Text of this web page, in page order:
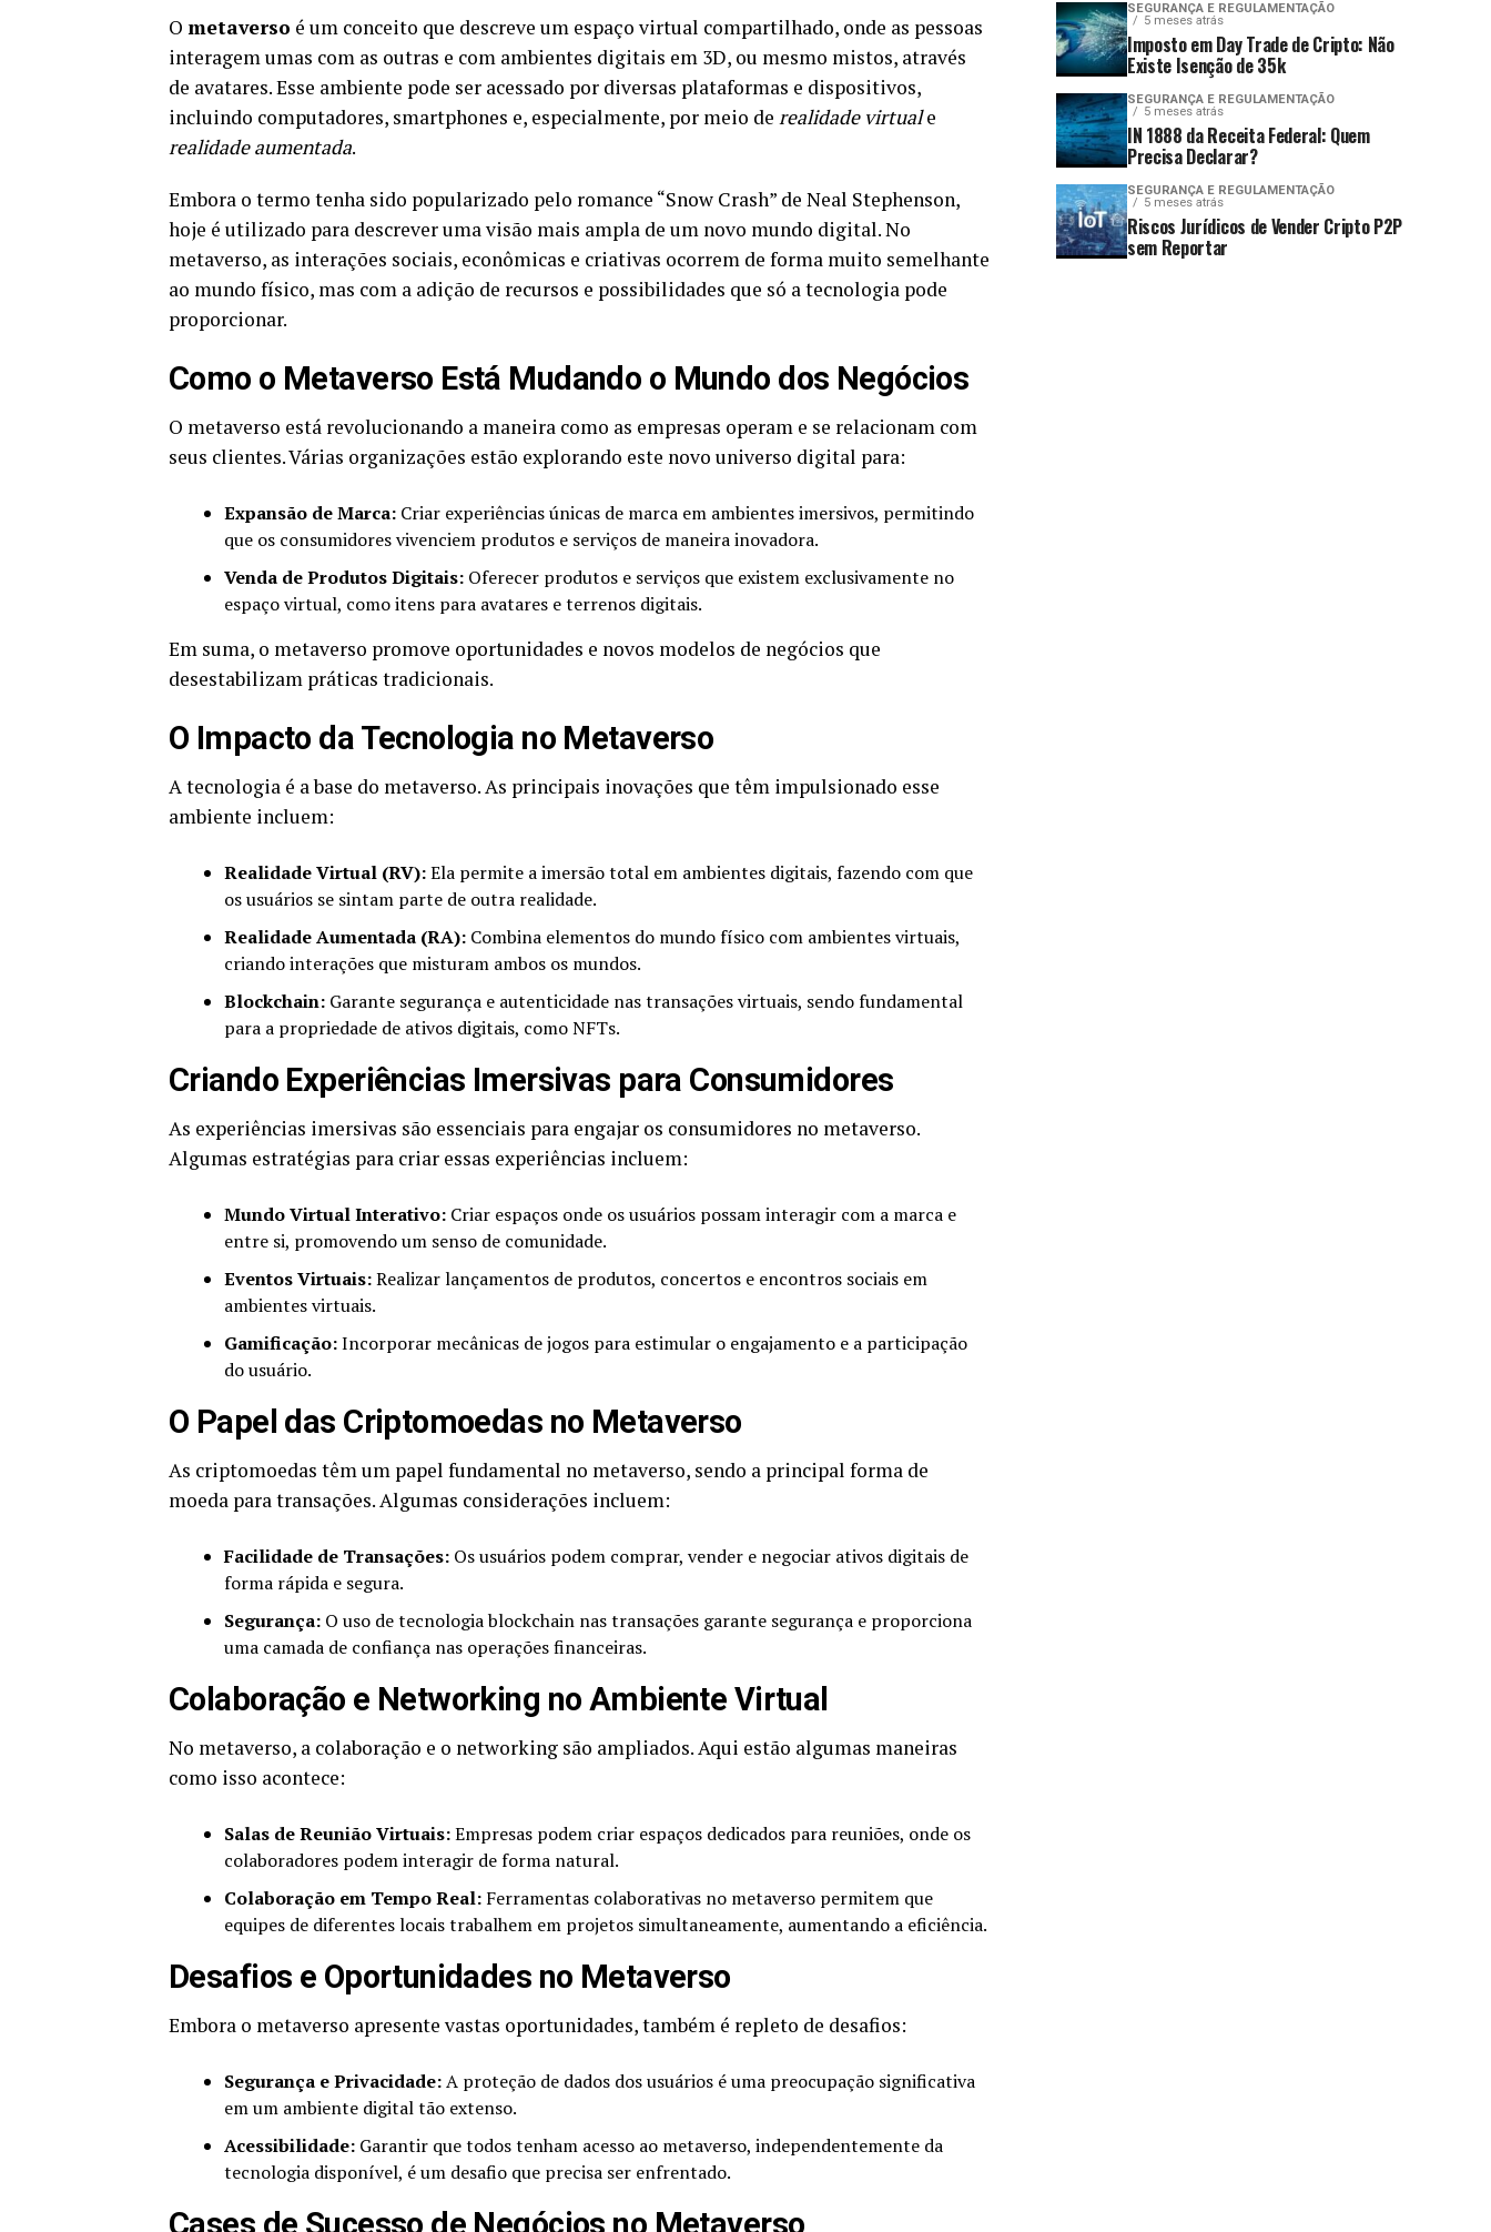
O metaverso é um conceito que descreve um espaço virtual compartilhado, onde as pessoas
interagem umas com as outras e com ambientes digitais em 3D, ou mesmo mistos, através
de avatares. Esse ambiente pode ser acessado por diversas plataformas e dispositivos,
incluindo computadores, smartphones e, especialmente, por meio de realidade virtuale
realidade aumentada.
Embora o termo tenha sido popularizado pelo romance “Snow Crash” de Neal Stephenson,
hoje é utilizado para descrever uma visão mais ampla de um novo mundo digital. No
metaverso, as interações sociais, econômicas e criativas ocorrem de forma muito semelhante
ao mundo físico, mas com a adição de recursos e possibilidades que só a tecnologia pode
proporcionar.
Como o Metaverso Está Mudando o Mundo dos Negócios
O metaverso está revolucionando a maneira como as empresas operam e se relacionam com
seus clientes. Várias organizações estão explorando este novo universo digital para:
Expansão de Marca: Criar experiências únicas de marca em ambientes imersivos, permitindo
que os consumidores vivenciem produtos e serviços de maneira inovadora.
Venda de Produtos Digitais: Oferecer produtos e serviços que existem exclusivamente no
espaço virtual, como itens para avatares e terrenos digitais.
Em suma, o metaverso promove oportunidades e novos modelos de negócios que
desestabilizam práticas tradicionais.
O Impacto da Tecnologia no Metaverso
A tecnologia é a base do metaverso. As principais inovações que têm impulsionado esse
ambiente incluem:
Realidade Virtual (RV):Ela permite a imersão total em ambientes digitais, fazendo com que
os usuários se sintam parte de outra realidade.
Realidade Aumentada (RA): Combina elementos do mundo físico com ambientes virtuais,
criando interações que misturam ambos os mundos.
Blockchain: Garante segurança e autenticidade nas transações virtuais, sendo fundamental
para a propriedade de ativos digitais, como NFTs.
Criando Experiências Imersivas para Consumidores
As experiências imersivas são essenciais para engajar os consumidores no metaverso.
Algumas estratégias para criar essas experiências incluem:
Mundo Virtual Interativo: Criar espaços onde os usuários possam interagir com a marca e
entre si, promovendo um senso de comunidade.
Eventos Virtuais:Realizar lançamentos de produtos, concertos e encontros sociais em
ambientes virtuais.
Gamificação:Incorporar mecânicas de jogos para estimular o engajamento e a participação
do usuário.
O Papel das Criptomoedas no Metaverso
As criptomoedas têm um papel fundamental no metaverso, sendo a principal forma de
moeda para transações. Algumas considerações incluem:
Facilidade de Transações: Os usuários podem comprar, vender e negociar ativos digitais de
forma rápida e segura.
Segurança: O uso de tecnologia blockchain nas transações garante segurança e proporciona
uma camada de confiança nas operações financeiras.
Colaboração e Networking no Ambiente Virtual
No metaverso, a colaboração e o networking são ampliados. Aqui estão algumas maneiras
como isso acontece:
Salas de Reunião Virtuais:Empresas podem criar espaços dedicados para reuniões, onde os
colaboradores podem interagir de forma natural.
Colaboração em Tempo Real: Ferramentas colaborativas no metaverso permitem que
equipes de diferentes locais trabalhem em projetos simultaneamente, aumentando a eficiência.
Desafios e Oportunidades no Metaverso
Embora o metaverso apresente vastas oportunidades, também é repleto de desafios:
Segurança e Privacidade:A proteção de dados dos usuários é uma preocupação significativa
em um ambiente digital tão extenso.
Acessibilidade: Garantir que todos tenham acesso ao metaverso, independentemente da
tecnologia disponível, é um desafio que precisa ser enfrentado.
Cases de Sucesso de Negócios no Metaverso
SEGURANÇA E REGULAMENTAÇÃO
5 meses atrás
Imposto em Day Trade de Cripto: Não
Existe Isenção de 35k
SEGURANÇA E REGULAMENTAÇÃO
5 meses atrás
IN 1888 da Receita Federal: Quem
Precisa Declarar?
SEGURANÇA E REGULAMENTAÇÃO
5 meses atrás
Riscos Jurídicos de Vender Cripto P2P
sem Reportar